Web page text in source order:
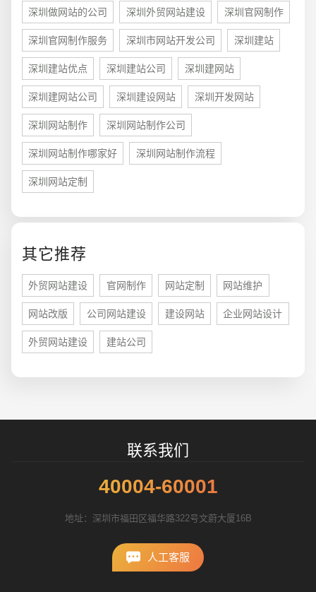
深圳做网站的公司 深圳外贸网站建设 深圳官网制作
深圳官网制作服务 深圳市网站开发公司 深圳建站
深圳建站优点 深圳建站公司 深圳建网站
深圳建网站公司 深圳建设网站 深圳开发网站
深圳网站制作 深圳网站制作公司
深圳网站制作哪家好 深圳网站制作流程
深圳网站定制
其它推荐
外贸网站建设 官网制作 网站定制 网站维护
网站改版 公司网站建设 建设网站 企业网站设计
外贸网站建设 建站公司
联系我们
40004-60001
地址：深圳市福田区福华路322号文蔚大厦16B
人工客服
您的预算
招标项目